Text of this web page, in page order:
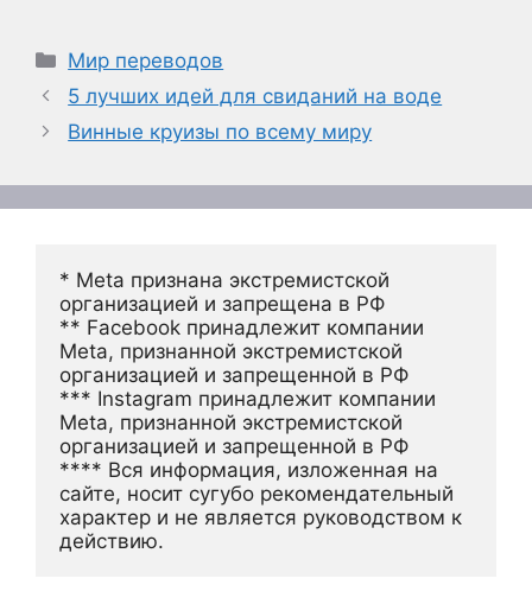
Рубрики
Мир переводов
5 лучших идей для свиданий на воде
Винные круизы по всему миру
* Meta признана экстремистской
организацией и запрещена в РФ
** Facebook принадлежит компании
Meta, признанной экстремистской
организацией и запрещенной в РФ
*** Instagram принадлежит компании
Meta, признанной экстремистской
организацией и запрещенной в РФ
**** Вся информация, изложенная на
сайте, носит сугубо рекомендательный
характер и не является руководством к
действию.